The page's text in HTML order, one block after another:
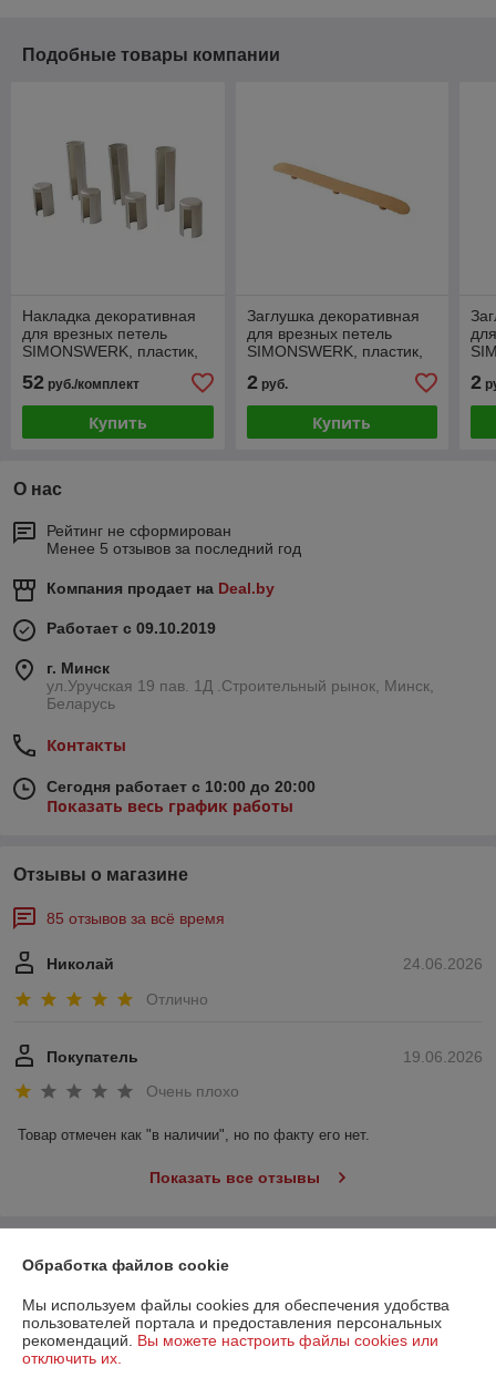
Подобные товары компании
Накладка декоративная
для врезных петель
SIMONSWERK, пластик,
52 руб./комплект
Купить
Заглушка декоративная
для врезных петель
SIMONSWERK, пластик,
цвет коричнево-бежевый
RAL 1011
2руб.
Купить
2
О нас
Рейтинг не сформирован
Менее 5 отзывов за последний год
Компания продает на Deal.by
Работает с 09.10.2019
г. Минск
ул.Уручская 19 пав. 1Д .Строительный рынок, Минск,
Беларусь
Контакты
Сегодня работает с 10:00 до 20:00
Показать весь график работы
Отзывы о магазине
85 отзывов за всё время
24.06.2026
Николай
Отлично
19.06.2026
Покупатель
Очень плохо
Товар отмечен как "в наличии", но по факту его нет.
Показать все отзывы
Контакты
Доставка и оплата
Обработка файлов cookie
Мы используем файлы cookies для обеспечения удобства
пользователей портала и предоставления персональных
рекомендаций. Вы можете настроить файлы cookies или
отключить их.